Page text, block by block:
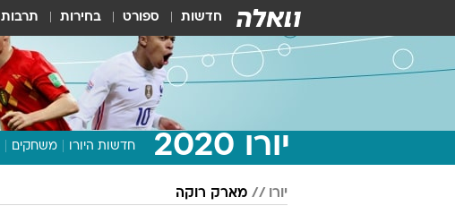
חדשות ספורט בחירות תרבות
יורו 2020 חדשות היורו משחקים
יורו מארק רוקה